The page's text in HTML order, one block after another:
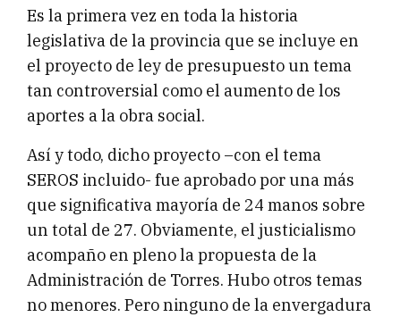
Es la primera vez en toda la historia
legislativa de la provincia que se incluye en
el proyecto de ley de presupuesto un tema
tan controversial como el aumento de los
aportes a la obra social.
Así y todo, dicho proyecto –con el tema
SEROS incluido- fue aprobado por una más
que significativa mayoría de 24 manos sobre
un total de 27. Obviamente, el justicialismo
acompaño en pleno la propuesta de la
Administración de Torres. Hubo otros temas
no menores. Pero ninguno de la envergadura